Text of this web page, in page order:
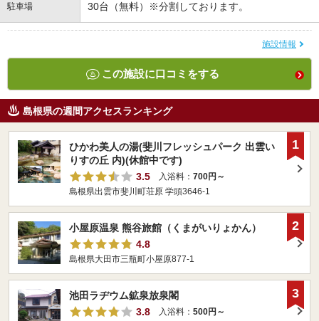
駐車場 30台（無料）※分割しております。
施設情報
この施設に口コミをする
島根県の週間アクセスランキング
ひかわ美人の湯(斐川フレッシュパーク 出雲い
りすの丘 内)(休館中です)
3.5
入浴料： 700円～
島根県出雲市斐川町荘原 学頭3646-1
1
小屋原温泉 熊谷旅館（くまがいりょかん）
4.8
島根県大田市三瓶町小屋原877-1
2
池田ラヂウム鉱泉放泉閣
3.8
入浴料： 500円～
3